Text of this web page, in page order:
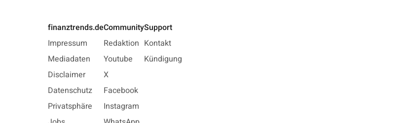
finanztrends.de
Impressum
Mediadaten
Disclaimer
Datenschutz
Privatsphäre
Community
Redaktion
Youtube
X
Facebook
Instagram
Support
Kontakt
Kündigung